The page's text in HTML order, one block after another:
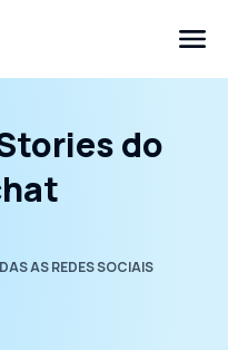
do
AS REDES SOCIAIS